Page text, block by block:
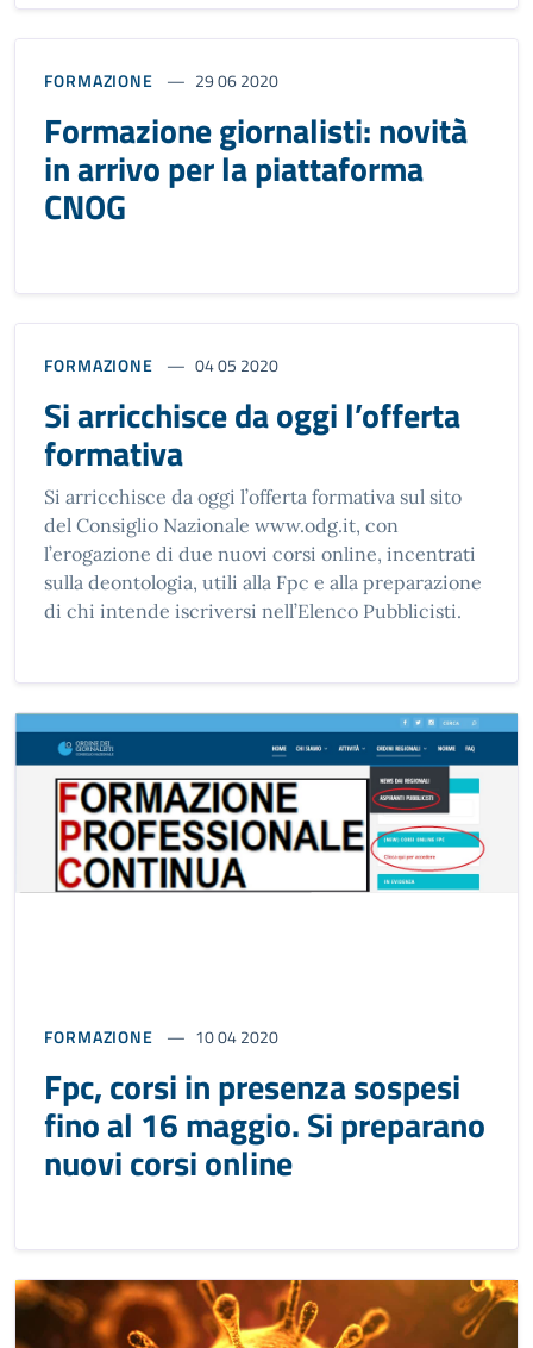
FORMAZIONE 29 06 2020
Formazione giornalisti: novità
in arrivo per la piattaforma
CNOG
FORMAZIONE 04 05 2020
Si arricchisce da oggi l’offerta
formativa
Si arricchisce da oggi l’offerta formativa sul sito
del Consiglio Nazionale www.odg.it, con
l’erogazione di due nuovi corsi online, incentrati
sulla deontologia, utili alla Fpc e alla preparazione
di chi intende iscriversi nell’Elenco Pubblicisti.
FORMAZIONE 10 04 2020
Fpc, corsi in presenza sospesi
fino al 16 maggio. Si preparano
nuovi corsi online